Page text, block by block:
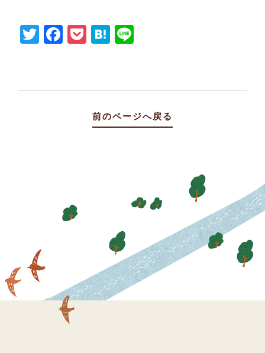
Twitter
Facebook
Pocket
Hatena
Line
前のページへ戻る